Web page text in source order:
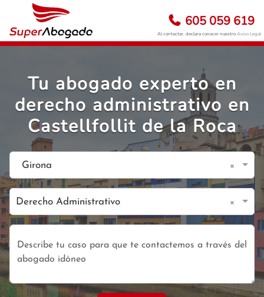
605 059 619
Al contactar, declara conocer nuestroAviso Legal
Tu abogado experto en
derecho administrativo en
Castellfollit de la Roca
Girona ×
Derecho Administrativo ×